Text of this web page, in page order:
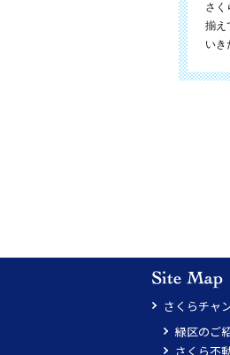
さく
揃え
いき
さくらチャ
緑区のご
さくら不